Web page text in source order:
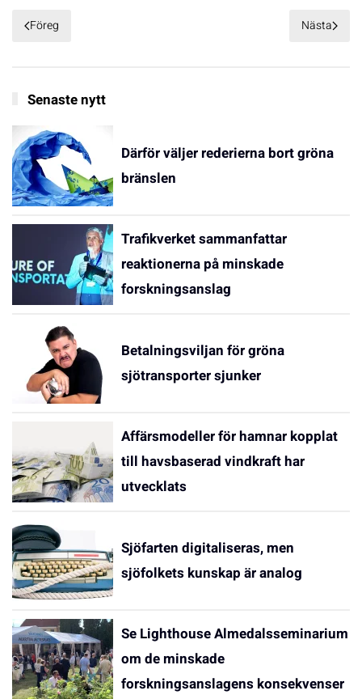
Föreg Nästa
Senaste nytt
Därför väljer rederierna bort gröna
bränslen
Trafikverket sammanfattar
reaktionerna på minskade
forskningsanslag
Betalningsviljan för gröna
sjötransporter sjunker
Affärsmodeller för hamnar kopplat
till havsbaserad vindkraft har
utvecklats
Sjöfarten digitaliseras, men
sjöfolkets kunskap är analog
Se Lighthouse Almedalsseminarium
om de minskade
forskningsanslagens konsekvenser